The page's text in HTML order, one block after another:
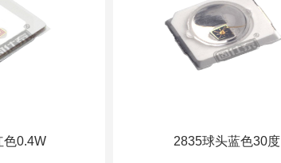
色0.4W 2835球头蓝色30度